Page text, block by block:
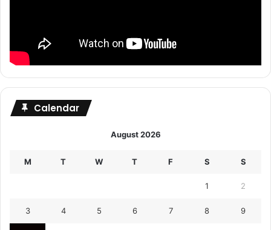
Calendar
August 2026
M T W T F S S
1 2
3 4 5 6 7 8 9